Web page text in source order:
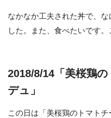
なかなか工夫された丼で、
した。また、食べたいです。
2018/8/14「美桜鶏
デュ」
この日は「美桜鶏のトマト